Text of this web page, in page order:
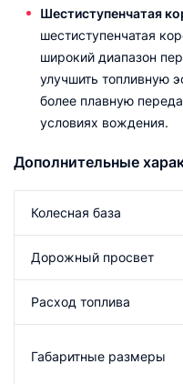
Шестиступенчатая
шестиступенчатая
широкий диапазон
улучшить топливную
более плавную
условиях вождения.
Дополнительные
Колесная база
Дорожный просвет
Расход топлива
Габаритные размеры